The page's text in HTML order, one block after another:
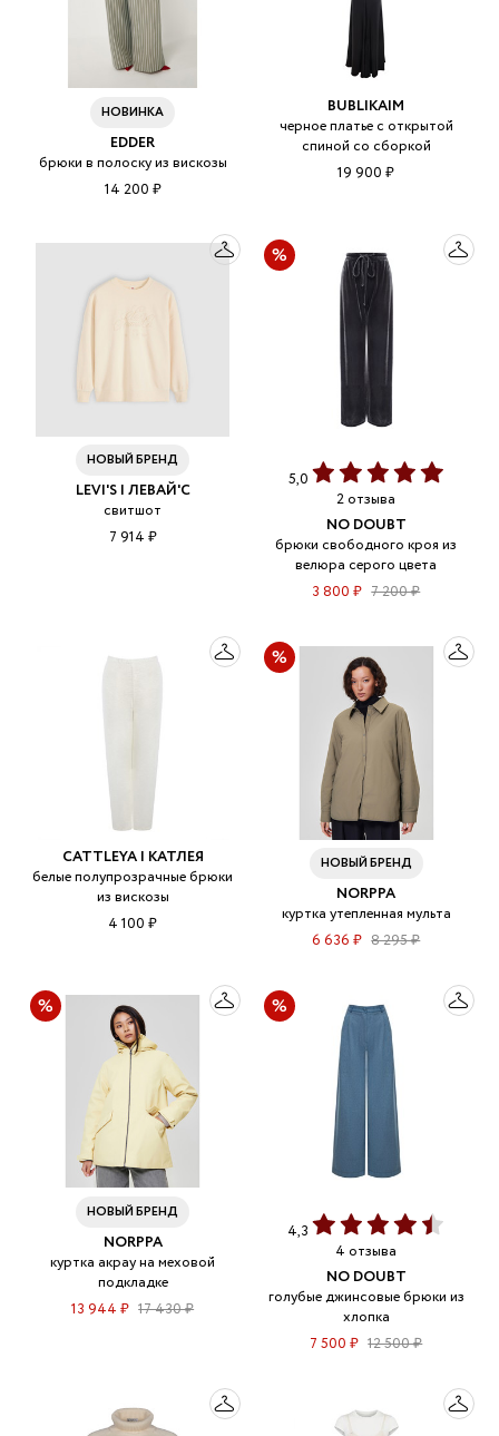
НОВИНКА
EDDER
брюки в полоску из вискозы
14 200 ₽
BUBLIKAIM
черное платье с открытой
спиной со сборкой
19 900 ₽
НОВЫЙ БРЕНД
LEVI'S | ЛЕВАЙ'С
свитшот
7 914 ₽
5,0
2 отзыва
NO DOUBT
брюки свободного кроя из
велюра серого цвета
3 800 ₽ 7 200 ₽
CATTLEYA | КАТЛЕЯ
белые полупрозрачные брюки
из вискозы
4 100 ₽
НОВЫЙ БРЕНД
NORPPA
куртка утепленная мульта
6 636 ₽ 8 295 ₽
НОВЫЙ БРЕНД
NORPPA
куртка акрау на меховой
подкладке
13 944 ₽ 17 430 ₽
4,3
4 отзыва
NO DOUBT
голубые джинсовые брюки из
хлопка
7 500 ₽ 12 500 ₽